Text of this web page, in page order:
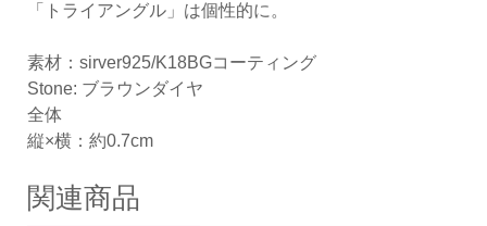
「トライアングル」は個性的に。
素材：sirver925/K18BGコーティング
Stone: ブラウンダイヤ
全体
縦×横：約0.7cm
関連商品